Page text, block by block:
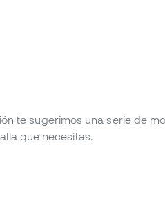
Envío gratis a
Comprueba si este
Primer cambio de talla
te sugerimos una serie de
que necesitas.